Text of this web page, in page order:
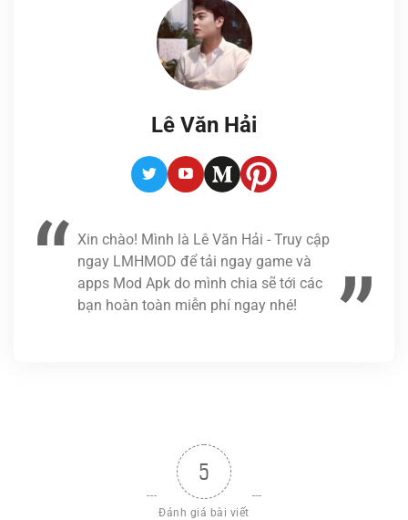
Lê Văn Hải
TwitterYoutubeMediumPinterest
Xin chào! Mình là Lê Văn Hải - Truy cập
ngay LMHMOD để tải ngay game và
apps Mod Apk do mình chia sẽ tới các
bạn hoàn toàn miễn phí ngay nhé!
5
Đánh giá bài viết